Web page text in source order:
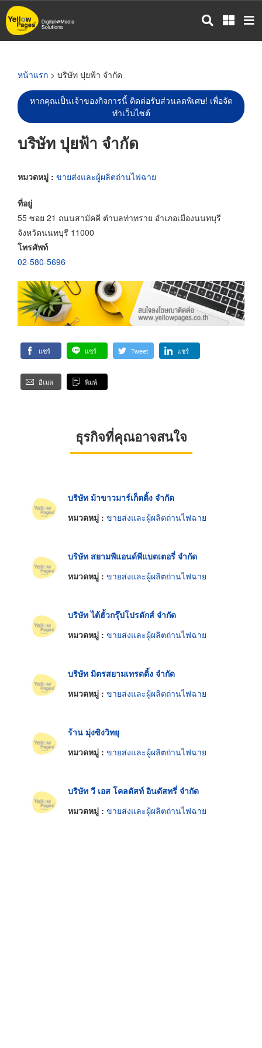
ข้าม
ไป
หน้าแรก > บริษัท ปุยฟ้า จำกัด
หากคุณเป็นเจ้าของกิจการนี้ ติดต่อรับส่วนลดพิเศษ! เพื่อจัด
ทำเว็บไซต์
บริษัท ปุยฟ้า จำกัด
หมวดหมู่ : ขายส่งและผู้ผลิตถ่านไฟฉาย
ที่อยู่
55 ซอย 21 ถนนสามัคคี ตำบลท่าทราย อำเภอเมืองนนทบุรี
จังหวัดนนทบุรี 11000
โทรศัพท์
02-580-5696
แชร์ แชร์ Tweet แชร์
อีเมล พิมพ์
ธุรกิจที่คุณอาจสนใจ
บริษัท ม้าขาวมาร์เก็ตติ้ง จำกัด
หมวดหมู่ : ขายส่งและผู้ผลิตถ่านไฟฉาย
บริษัท สยามพีแอนด์พีแบตเตอรี่ จำกัด
หมวดหมู่ : ขายส่งและผู้ผลิตถ่านไฟฉาย
บริษัท ไต้ฮั้วกรุ๊ปโปรดักส์ จำกัด
หมวดหมู่ : ขายส่งและผู้ผลิตถ่านไฟฉาย
บริษัท มิตรสยามเทรดดิ้ง จำกัด
หมวดหมู่ : ขายส่งและผู้ผลิตถ่านไฟฉาย
ร้าน มุ่งซิงวิทยุ
หมวดหมู่ : ขายส่งและผู้ผลิตถ่านไฟฉาย
บริษัท วี เอส โคลดัสท์ อินดัสทรี่ จำกัด
หมวดหมู่ : ขายส่งและผู้ผลิตถ่านไฟฉาย